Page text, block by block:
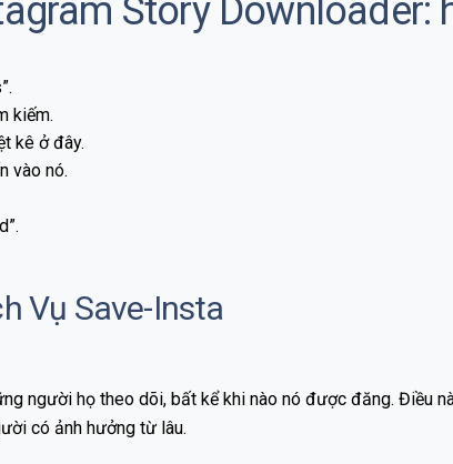
Story
”.
kiếm.
kê ở đây.
vào nó.
”.
Vụ Save-Insta
người họ theo dõi, bất kể khi nào nó được đăng. Điều
có ảnh hưởng từ lâu.